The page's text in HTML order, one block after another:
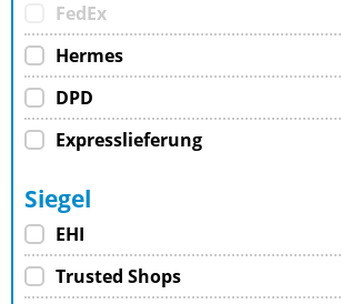
FedEx
Hermes
DPD
Expresslieferung
Siegel
EHI
Trusted Shops